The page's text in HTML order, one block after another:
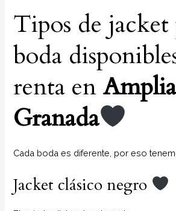
Tipos de jacket
boda
renta en
Granada
Cada boda es diferente, por eso
Jacket clásico negro